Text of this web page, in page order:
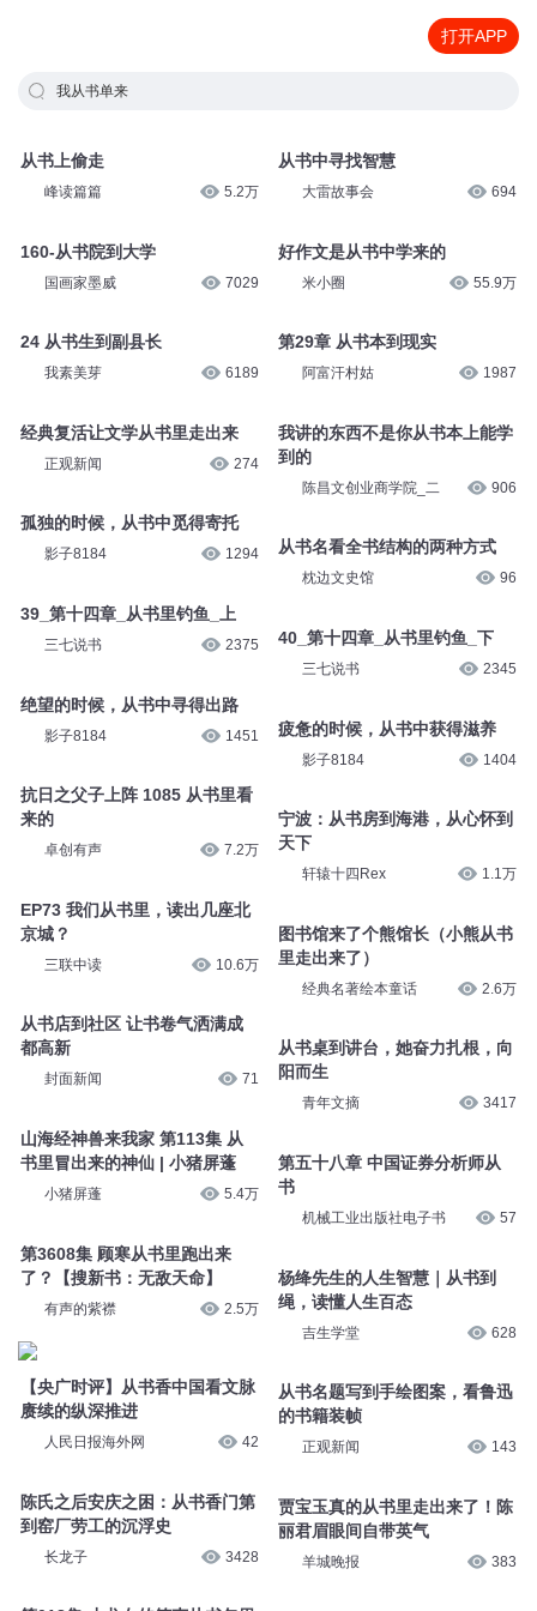
打开APP
我从书单来
从书上偷走
峰读篇篇 5.2万
160-从书院到大学
国画家墨威 7029
24 从书生到副县长
我素美芽 6189
经典复活让文学从书里走出来
正观新闻 274
孤独的时候，从书中觅得寄托
影子8184 1294
39_第十四章_从书里钓鱼_上
三七说书 2375
绝望的时候，从书中寻得出路
影子8184 1451
抗日之父子上阵 1085 从书里看
来的
卓创有声 7.2万
EP73 我们从书里，读出几座北
京城？
三联中读 10.6万
从书店到社区 让书卷气洒满成
都高新
封面新闻 71
山海经神兽来我家 第113集 从
书里冒出来的神仙 | 小猪屏蓬
小猪屏蓬 5.4万
第3608集 顾寒从书里跑出来
了？【搜新书：无敌天命】
有声的紫襟 2.5万
【央广时评】从书香中国看文脉
赓续的纵深推进
人民日报海外网 42
陈氏之后安庆之困：从书香门第
到窑厂劳工的沉浮史
长龙子 3428
从书中寻找智慧
大雷故事会 694
好作文是从书中学来的
米小圈 55.9万
第29章 从书本到现实
阿富汗村姑 1987
我讲的东西不是你从书本上能学
到的
陈昌文创业商学院_二 906
从书名看全书结构的两种方式
枕边文史馆 96
40_第十四章_从书里钓鱼_下
三七说书 2345
疲惫的时候，从书中获得滋养
影子8184 1404
宁波：从书房到海港，从心怀到
天下
轩辕十四Rex 1.1万
图书馆来了个熊馆长（小熊从书
里走出来了）
经典名著绘本童话 2.6万
从书桌到讲台，她奋力扎根，向
阳而生
青年文摘 3417
第五十八章 中国证券分析师从
书
机械工业出版社电子书 57
杨绛先生的人生智慧｜从书到
绳，读懂人生百态
吉生学堂 628
从书名题写到手绘图案，看鲁迅
的书籍装帧
正观新闻 143
贾宝玉真的从书里走出来了！陈
丽君眉眼间自带英气
羊城晚报 383